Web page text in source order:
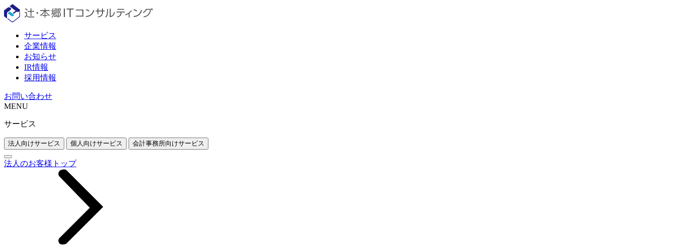
サービス
企業情報
お知らせ
IR情報
採用情報
お問い合わせ
MENU
サービス
法人向けサービス 個人向けサービス 会計事務所向けサービス
法人のお客様トップ